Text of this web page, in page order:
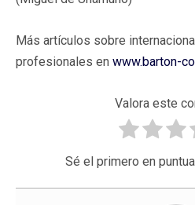
Más artículos sobre
profesionales en www.barton-
Valora este
Sé el primero en